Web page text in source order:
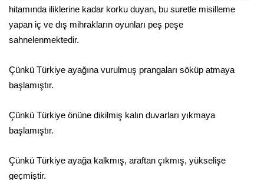
hitamında iliklerine kadar korku duyan, bu suretle misilleme
yapan iç ve dış mihrakların oyunları peş peşe
sahnelenmektedir.
Çünkü Türkiye ayağına vurulmuş prangaları söküp atmaya
başlamıştır.
Çünkü Türkiye önüne dikilmiş kalın duvarları yıkmaya
başlamıştır.
Çünkü Türkiye ayağa kalkmış, araftan çıkmış, yükselişe
geçmiştir.